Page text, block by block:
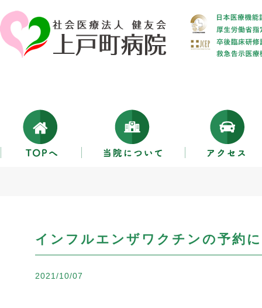
インフルエンザワクチンの予約
2021/10/07